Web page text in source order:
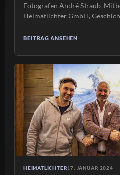
Fotografen André Straub,
Heimatlichter GmbH,
Stevermüer und Andrea
Freinsheim e.V.“ Seit 10
Menschen, die aus vielen
unsere VG […]
BEITRAG ANSEHEN
HEIMATLICHTER17. JANUAR 2024